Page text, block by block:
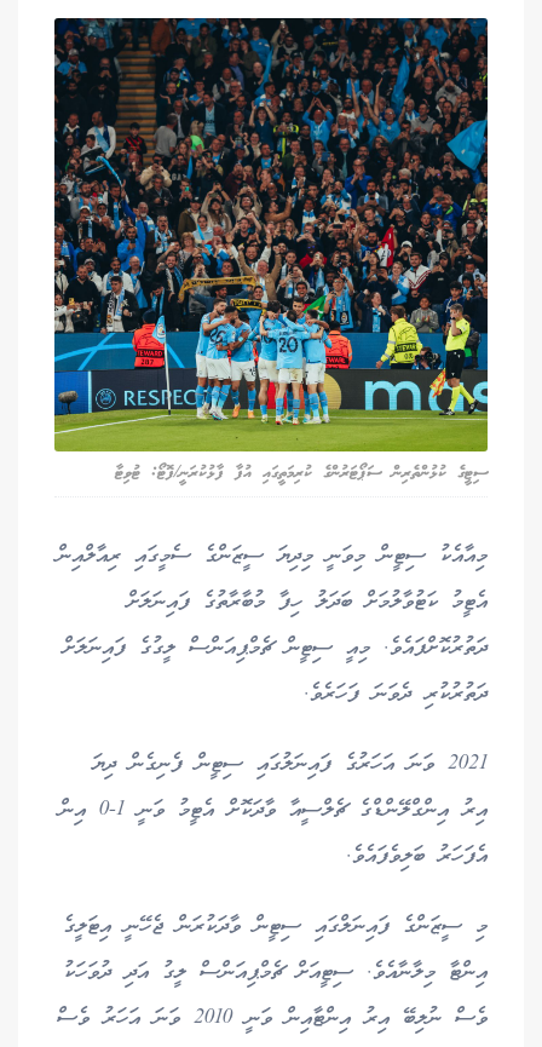
ސިޓީގެ ކުޅުންތެރިން ސަޕޯޓަރުންގެ ކުރިމަތީގައި އުފާ ފާޅުކުރަނީ/ފޮޓޯ: ޓުވިޓާ
މިއާއެކު ސިޓީން މިވަނީ މިދިޔަ ސީޒަންގެ ސެމީގައި ރިއާލްއިން
އެޓީމު ކަޓުވާލުމަށް ބަދަލު ހިފާ މުބާރާތުގެ ފައިނަލަށް
ދަތުރުކޮށްފައެވެ. މިއީ ސިޓީން ޗެމްޕިއަންސް ލީގުގެ ފައިނަލަށް
ދަތުރުކުރި ދެވަނަ ފަހަރެވެ.
2021 ވަނަ އަހަރުގެ ފައިނަލުގައި ސިޓީން ފެނިގެން ދިޔަ
އިރު އިންގްލޭންޑްގެ ޗެލްސީއާ ވާދަކޮށް އެޓީމު ވަނީ 1-0 އިން
އެފަހަރު ބަލިވެފައެވެ.
މި ސީޒަންގެ ފައިނަލްގައި ސިޓީން ވާދަކުރަން ޖެހޭނީ އިޓަލީގެ
އިންޓާ މިލާނާއެވެ. ސިޓީއަށް ޗެމްޕިއަންސް ލީގު އަދި ދުވަހަކު
ވެސް ނުލިބޭ އިރު އިންޓާއިން ވަނީ 2010 ވަނަ އަހަރު ވެސް